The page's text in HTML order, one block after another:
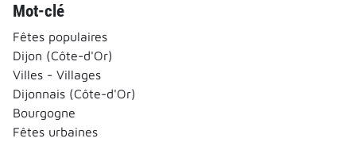
Mot-clé
Fêtes populaires
Dijon (Côte-d'Or)
Villes - Villages
Dijonnais (Côte-d'Or)
Bourgogne
Fêtes urbaines